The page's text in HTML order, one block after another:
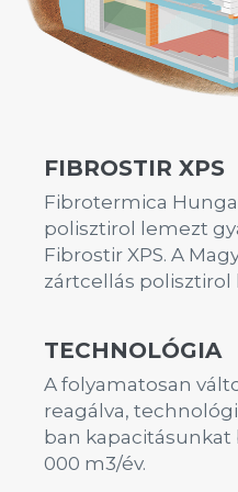
FIBROSTIR XPS
Fibrotermica
polisztirol lemezt
Fibrostir XPS. A
zártcellás polisztirol
TECHNOLÓGIA
A folyamatosan
reagálva,
ban kapacitásunkat
000 m3/év.